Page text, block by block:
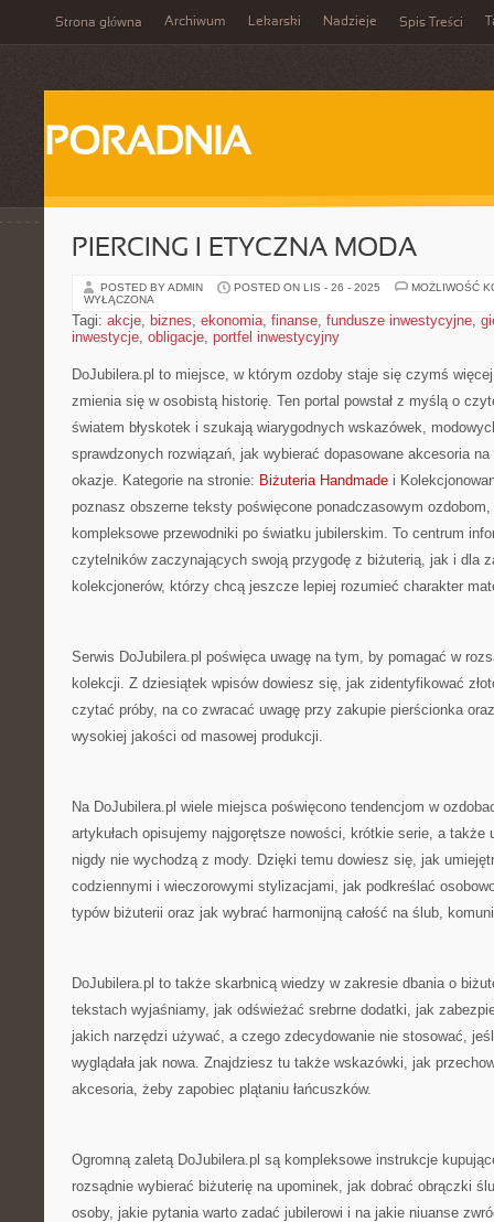
Strona główna Archiwum Lekarski Nadzieje Spis Treści
PORADNIA
PIERCING I ETYCZNA MODA
POSTED BY ADMIN POSTED ON LIS - 26 - 2025
MOŻLIWOŚĆ
WYŁĄCZONA
Tagi: akcje, biznes, ekonomia, finanse, fundusze inwestycyjne,
inwestycje, obligacje, portfel inwestycyjny
DoJubilera.pl to miejsce, w którym ozdoby staje się czymś
zmienia się w osobistą historię. Ten portal powstał z myślą o
światem błyskotek i szukają wiarygodnych wskazówek,
sprawdzonych rozwiązań, jak wybierać dopasowane akcesoria
okazje. Kategorie na stronie: Biżuteria Handmade i
poznasz obszerne teksty poświęcone ponadczasowym
kompleksowe przewodniki po światku jubilerskim. To centrum
czytelników zaczynających swoją przygodę z biżuterią, jak i dla
kolekcjonerów, którzy chcą jeszcze lepiej rozumieć charakter
Serwis DoJubilera.pl poświęca uwagę na tym, by pomagać w
kolekcji. Z dziesiątek wpisów dowiesz się, jak zidentyfikować
czytać próby, na co zwracać uwagę przy zakupie pierścionka
wysokiej jakości od masowej produkcji.
Na DoJubilera.pl wiele miejsca poświęcono tendencjom w
artykułach opisujemy najgorętsze nowości, krótkie serie, a także
nigdy nie wychodzą z mody. Dzięki temu dowiesz się, jak
codziennymi i wieczorowymi stylizacjami, jak podkreślać
typów biżuterii oraz jak wybrać harmonijną całość na ślub,
DoJubilera.pl to także skarbnicą wiedzy w zakresie dbania o
tekstach wyjaśniamy, jak odświeżać srebrne dodatki, jak
jakich narzędzi używać, a czego zdecydowanie nie stosować,
wyglądała jak nowa. Znajdziesz tu także wskazówki, jak
akcesoria, żeby zapobiec plątaniu łańcuszków.
Ogromną zaletą DoJubilera.pl są kompleksowe instrukcje
rozsądnie wybierać biżuterię na upominek, jak dobrać obrączki
osoby, jakie pytania warto zadać jubilerowi i na jakie niuanse